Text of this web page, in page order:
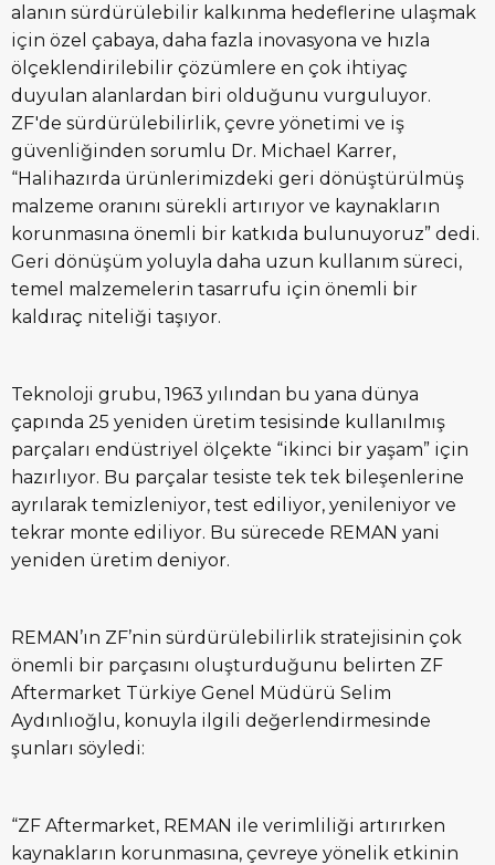
alanın sürdürülebilir kalkınma hedeflerine ulaşmak
için özel çabaya, daha fazla inovasyona ve hızla
ölçeklendirilebilir çözümlere en çok ihtiyaç
duyulan alanlardan biri olduğunu vurguluyor.
ZF'de sürdürülebilirlik, çevre yönetimi ve iş
güvenliğinden sorumlu Dr. Michael Karrer,
“Halihazırda ürünlerimizdeki geri dönüştürülmüş
malzeme oranını sürekli artırıyor ve kaynakların
korunmasına önemli bir katkıda bulunuyoruz” dedi.
Geri dönüşüm yoluyla daha uzun kullanım süreci,
temel malzemelerin tasarrufu için önemli bir
kaldıraç niteliği taşıyor.
Teknoloji grubu, 1963 yılından bu yana dünya
çapında 25 yeniden üretim tesisinde kullanılmış
parçaları endüstriyel ölçekte “ikinci bir yaşam” için
hazırlıyor. Bu parçalar tesiste tek tek bileşenlerine
ayrılarak temizleniyor, test ediliyor, yenileniyor ve
tekrar monte ediliyor. Bu sürecede REMAN yani
yeniden üretim deniyor.
REMAN’ın ZF’nin sürdürülebilirlik stratejisinin çok
önemli bir parçasını oluşturduğunu belirten ZF
Aftermarket Türkiye Genel Müdürü Selim
Aydınlıoğlu, konuyla ilgili değerlendirmesinde
şunları söyledi:
“ZF Aftermarket, REMAN ile verimliliği artırırken
kaynakların korunmasına, çevreye yönelik etkinin